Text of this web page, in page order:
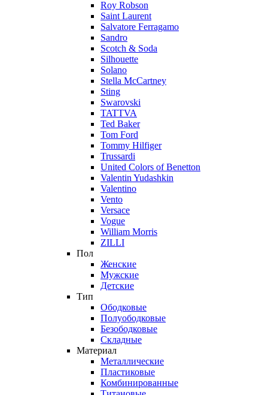
Roy Robson
Saint Laurent
Salvatore Ferragamo
Sandro
Scotch & Soda
Silhouette
Solano
Stella McCartney
Sting
Swarovski
TATTVA
Ted Baker
Tom Ford
Tommy Hilfiger
Trussardi
United Colors of Benetton
Valentin Yudashkin
Valentino
Vento
Versace
Vogue
William Morris
ZILLI
Пол
Женские
Мужские
Детские
Тип
Ободковые
Полуободковые
Безободковые
Складные
Материал
Металлические
Пластиковые
Комбинированные